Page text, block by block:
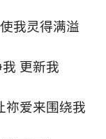
我灵得满溢
更新我
祢爱来围绕我